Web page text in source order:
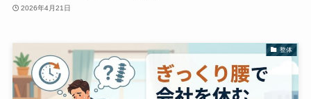
2026年4月21日
整体